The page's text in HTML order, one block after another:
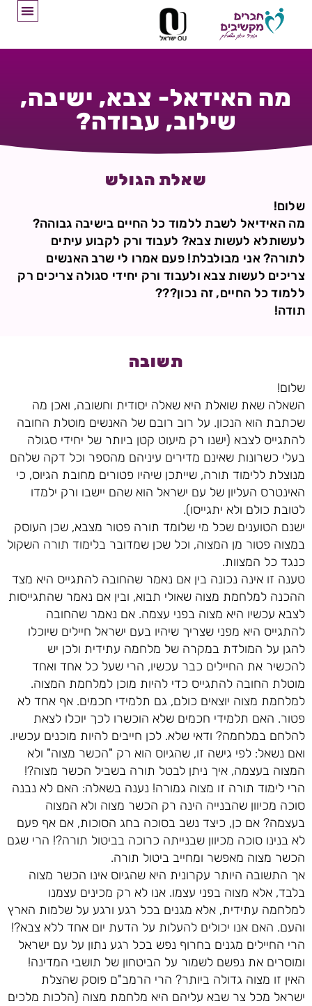
מה האידאל- צבא, ישיבה,
שילוב, עבודה?
שאלת הגולש
שלום!
מה האידיאל לשבת ללמוד כל החיים בישיבה גבוהה?
לעשותלא לעשות צבא? לעבוד ורק לקבוע עיתים
לתורה? אני מבולבלת! פעם אמרו לי שרב האנשים
צריכים לעשות צבא ולעבוד ורק יחידי סגולה צריכים רק
ללמוד כל החיים, זה נכון???
תודה!
תשובה
שלום!
השאלה שאת שואלת היא שאלה יסודית וחשובה, ואכן מה
שכתבת הוא הנכון. על רוב רובם של האנשים מוטלת החובה
להתגייס לצבא (ישנו רק מיעוט קטן ביותר של יחידי סגולה
בעלי כשרונות שאינם מדירים עיניהם מהספר וכל דקה שלהם
מנוצלת ללימוד תורה, שייתכן שיהיו פטורים מחובת הגיוס, כי
האינטרס העליון של עם ישראל הוא שהם יישבו ורק ילמדו
לטובת כולם ולא יתגייסו).
ישנם הטוענים שכל מי שלומד תורה פטור מצבא, שכן העוסק
במצוה פטור מן המצוה, וכל שכן שמדובר בלימוד תורה השקול
כנגד כל המצוות.
טענה זו אינה נכונה בין אם נאמר שהחובה להתגייס היא מצד
ההכנה למלחמת מצוה שאולי תבוא, ובין אם נאמר שהתגייסות
לצבא עכשיו היא מצוה בפני עצמה. אם נאמר שהחובה
להתגייס היא מפני שצריך שיהיו בעם ישראל חיילים שיוכלו
להגן על המולדת במקרה של מלחמה עתידית ולכן יש
להכשיר את החיילים כבר עכשיו, הרי שעל כל אחד ואחד
מוטלת החובה להתגייס כדי להיות מוכן למלחמת המצוה.
למלחמת מצוה יוצאים כולם, גם תלמידי חכמים. אף אחד לא
פטור. האם תלמידי חכמים שלא הוכשרו לכך יוכלו לצאת
להלחם במלחמה? ודאי שלא. לכן חייבים להיות מוכנים עכשיו.
ואם נשאל: לפי גישה זו, שהגיוס הוא רק "הכשר מצוה" ולא
המצוה בעצמה, איך ניתן לבטל תורה בשביל הכשר מצוה?!
הרי לימוד תורה זו מצוה גמורה! נענה בשאלה: האם לא נבנה
סוכה מכיוון שהבנייה הינה רק הכשר מצוה ולא המצוה
בעצמה? אם כן, כיצד נשב בסוכה בחג הסוכות, אם אף פעם
לא בנינו סוכה מכיוון שבנייתה כרוכה בביטול תורה?! הרי שגם
הכשר מצוה מאפשר ומחייב ביטול תורה.
אך התשובה היותר עקרונית היא שהגיוס אינו הכשר מצוה
בלבד, אלא מצוה בפני עצמו. אנו לא רק מכינים עצמנו
למלחמה עתידית, אלא מגנים בכל רגע ורגע על שלמות הארץ
והעם. האם אנו יכולים להעלות על הדעת יום אחד ללא צבא?!
הרי החיילים מגנים בחרוף נפש בכל רגע נתון על עם ישראל
ומוסרים את נפשם לשמור על הביטחון של תושבי המדינה!
האין זו מצוה גדולה ביותר? הרי הרמב"ם פוסק שהצלת
ישראל מכל צר שבא עליהם היא מלחמת מצוה (הלכות מלכים